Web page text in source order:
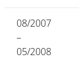
08/2007
–
05/2008